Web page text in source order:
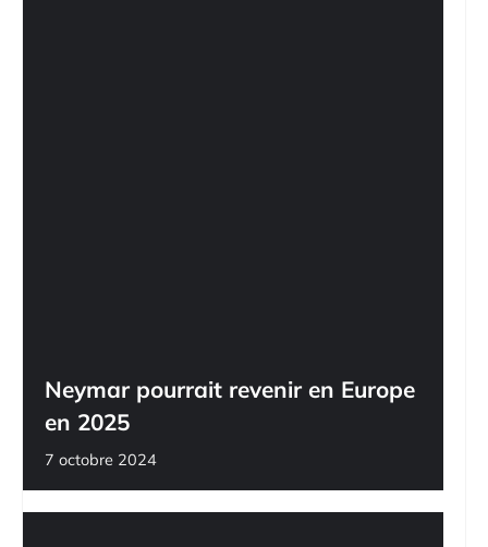
Neymar pourrait revenir en Europe
en 2025
7 octobre 2024